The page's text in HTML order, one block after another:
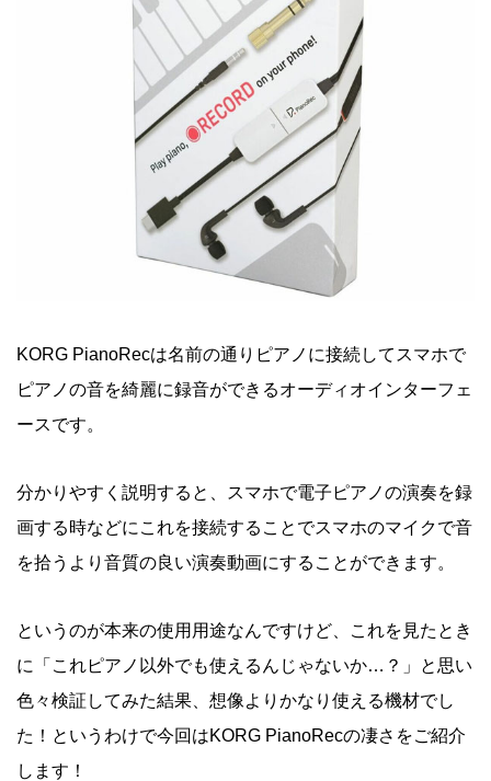
KORG PianoRecは名前の通りピアノに接続してスマホで
ピアノの音を綺麗に録音ができるオーディオインターフェ
ースです。
分かりやすく説明すると、スマホで電子ピアノの演奏を録
画する時などにこれを接続することでスマホのマイクで音
を拾うより音質の良い演奏動画にすることができます。
というのが本来の使用用途なんですけど、これを見たとき
に「これピアノ以外でも使えるんじゃないか…？」と思い
色々検証してみた結果、想像よりかなり使える機材でし
た！というわけで今回はKORG PianoRecの凄さをご紹介
します！